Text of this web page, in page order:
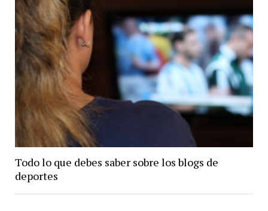
Todo lo que debes saber sobre los blogs de
deportes